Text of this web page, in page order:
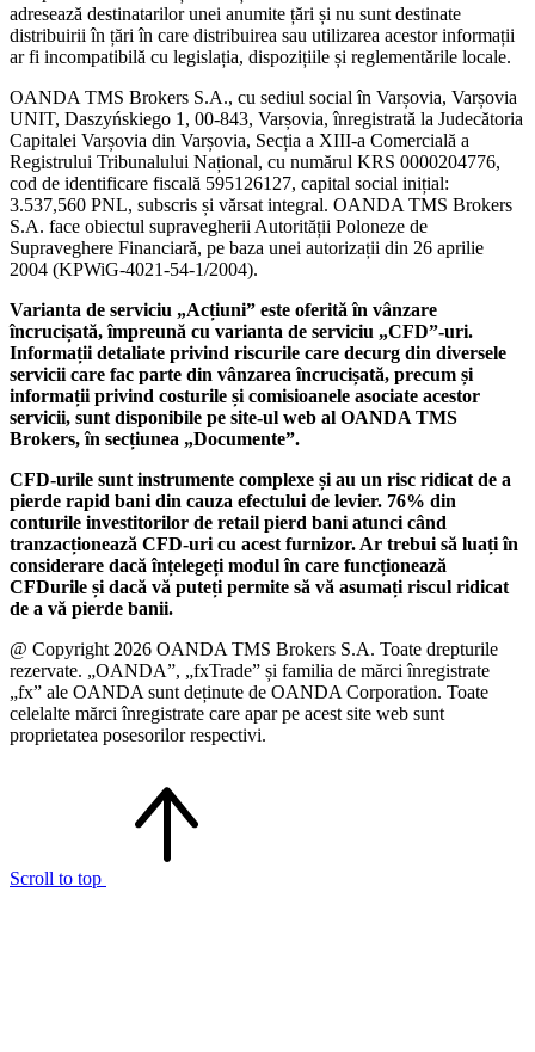
adresează destinatarilor unei anumite țări și nu sunt destinate
distribuirii în țări în care distribuirea sau utilizarea acestor informații
ar fi incompatibilă cu legislația, dispozițiile și reglementările locale.
OANDA TMS Brokers S.A., cu sediul social în Varșovia, Varșovia
UNIT, Daszyńskiego 1, 00-843, Varșovia, înregistrată la Judecătoria
Capitalei Varșovia din Varșovia, Secția a XIII-a Comercială a
Registrului Tribunalului Național, cu numărul KRS 0000204776,
cod de identificare fiscală 595126127, capital social inițial:
3.537,560 PNL, subscris și vărsat integral. OANDA TMS Brokers
S.A. face obiectul supravegherii Autorității Poloneze de
Supraveghere Financiară, pe baza unei autorizații din 26 aprilie
2004 (KPWiG-4021-54-1/2004).
Varianta de serviciu „Acțiuni” este oferită în vânzare
încrucișată, împreună cu varianta de serviciu „CFD”-uri.
Informații detaliate privind riscurile care decurg din diversele
servicii care fac parte din vânzarea încrucișată, precum și
informații privind costurile și comisioanele asociate acestor
servicii, sunt disponibile pe site-ul web al OANDA TMS
Brokers, în secțiunea „Documente”.
CFD-urile sunt instrumente complexe și au un risc ridicat de a
pierde rapid bani din cauza efectului de levier. 76% din
conturile investitorilor de retail pierd bani atunci când
tranzacționează CFD-uri cu acest furnizor. Ar trebui să luați în
considerare dacă înțelegeți modul în care funcționează
CFDurile și dacă vă puteți permite să vă asumați riscul ridicat
de a vă pierde banii.
@ Copyright 2026 OANDA TMS Brokers S.A. Toate drepturile
rezervate. „OANDA”, „fxTrade” și familia de mărci înregistrate
„fx” ale OANDA sunt deținute de OANDA Corporation. Toate
celelalte mărci înregistrate care apar pe acest site web sunt
proprietatea posesorilor respectivi.
Scroll to top